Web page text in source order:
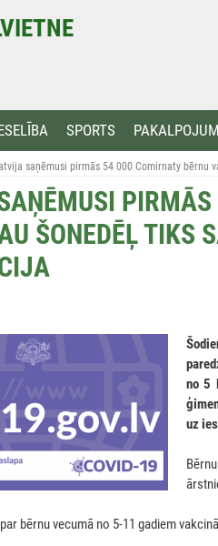
SPORTS
saņēmusi pirmās 54 000 Comirnaty bērnu
ŠONEDĒĻ TIKS
no 5
uz
bērnu vecumā no 5-11 gadiem